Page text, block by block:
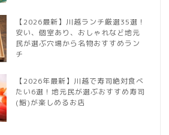
【2026最新】川越ランチ厳選35選！
安い、個室あり、おしゃれなど地元
民が選ぶ穴場から名物おすすめラン
チ
【2026年最新】川越で寿司絶対食べ
たい6選！地元民が選ぶおすすめ寿司
(鮨)が楽しめるお店